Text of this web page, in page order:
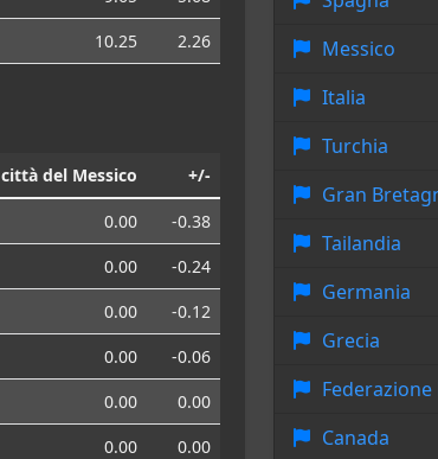
10.25 2.26
città del Messico +/-
0.00
-0.38
0.00
-0.24
0.00
-0.12
0.00
-0.06
0.00
0.00
0.00
0.00
Messico
Italia
Turchia
Gran
Tailandia
Germania
Grecia
Federazione
Canada